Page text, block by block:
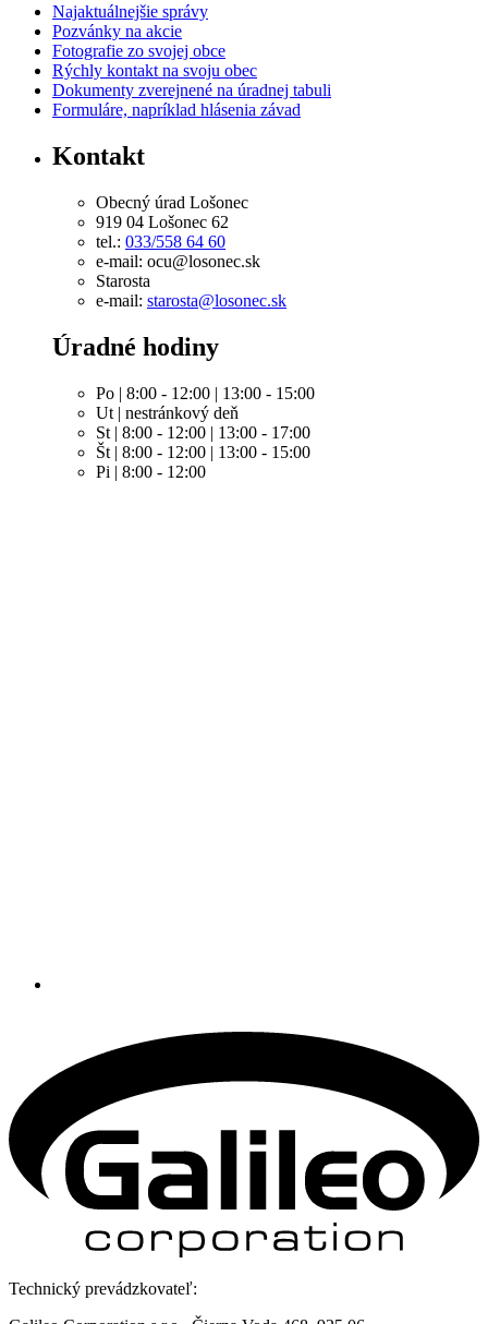
Najaktuálnejšie správy
Pozvánky na akcie
Fotografie zo svojej obce
Rýchly kontakt na svoju obec
Dokumenty zverejnené na úradnej tabuli
Formuláre, napríklad hlásenia závad
Kontakt
Obecný úrad Lošonec
919 04 Lošonec 62
tel.: 033/558 64 60
e-mail: ocu@losonec.sk
Starosta
e-mail: starosta@losonec.sk
Úradné hodiny
Po | 8:00 - 12:00 | 13:00 - 15:00
Ut | nestránkový deň
St | 8:00 - 12:00 | 13:00 - 17:00
Št | 8:00 - 12:00 | 13:00 - 15:00
Pi | 8:00 - 12:00
Technický prevádzkovateľ: